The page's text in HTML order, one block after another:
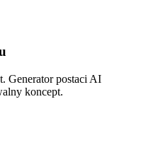
Generator postaci AI
koncept.